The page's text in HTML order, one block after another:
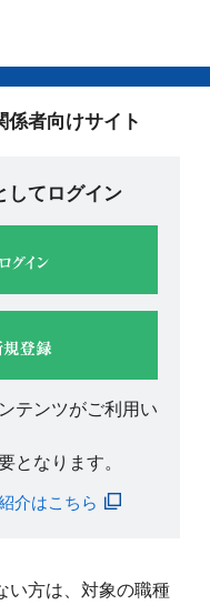
者向けサイト
してログイン
テンツがご利用い
となります。
介はこちら
い方は、対象の職種